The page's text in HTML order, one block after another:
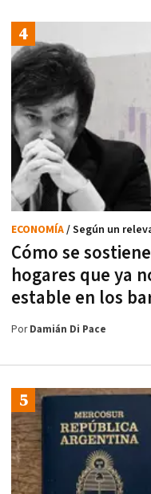
Cómo se
hogares que ya
estable en los
ECONOMÍA/ Según un
PorDamián Di Pace